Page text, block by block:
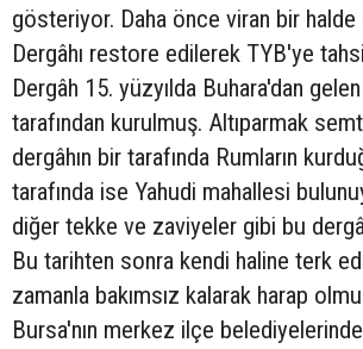
gösteriyor. Daha önce viran bir
Dergâhı restore edilerek TYB'ye
Dergâh 15. yüzyılda Buhara'dan
tarafından kurulmuş. Altıparmak
dergâhın bir tarafında Rumların
tarafında ise Yahudi mahallesi
diğer tekke ve zaviyeler gibi bu
Bu tarihten sonra kendi haline terk
zamanla bakımsız kalarak harap
Bursa'nın merkez ilçe